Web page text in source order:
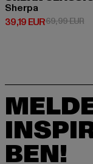
Sherpa
39,19 EUR
Derzeitiger Preis:
69,99 EUR
BEN!